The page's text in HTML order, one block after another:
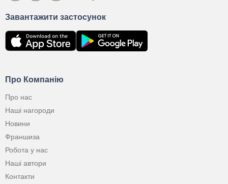
Про Компанію
Про нас
Наші нагороди
Новини
Франшиза
Робота у нас
Наші автори
Контакти
Завантажити застосунок